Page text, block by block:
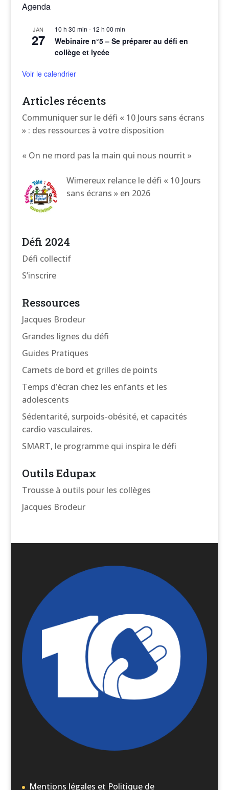
Agenda
JAN
27
10 h 30 min - 12 h 00 min
Webinaire n°5 – Se préparer au défi en
collège et lycée
Voir le calendrier
Articles récents
Communiquer sur le défi « 10 Jours sans écrans
» : des ressources à votre disposition
« On ne mord pas la main qui nous nourrit »
Wimereux relance le défi « 10 Jours
sans écrans » en 2026
Défi 2024
Défi collectif
S’inscrire
Ressources
Jacques Brodeur
Grandes lignes du défi
Guides Pratiques
Carnets de bord et grilles de points
Temps d’écran chez les enfants et les
adolescents
Sédentarité, surpoids-obésité, et capacités
cardio vasculaires.
SMART, le programme qui inspira le défi
Outils Edupax
Trousse à outils pour les collèges
Jacques Brodeur
Mentions légales et Politique de